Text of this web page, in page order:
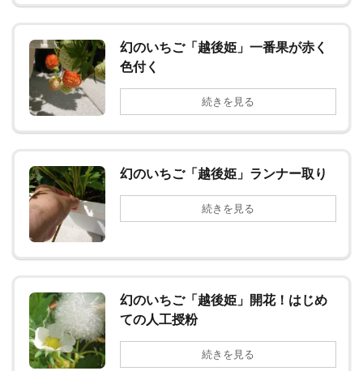
幻のいちご「越後姫」一番果が赤く
色付く
続きを見る
幻のいちご「越後姫」ランナー取り
続きを見る
幻のいちご「越後姫」開花！はじめ
ての人工授粉
続きを見る